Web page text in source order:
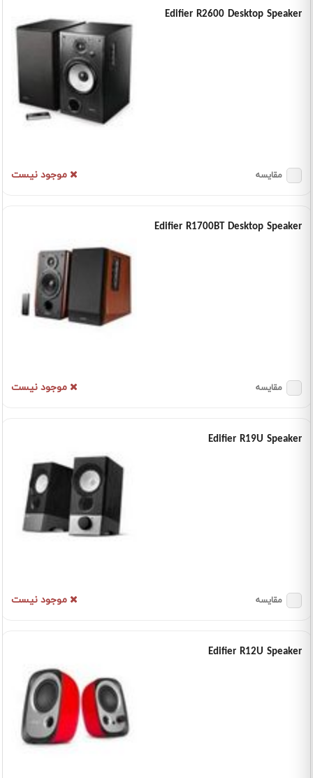
Edifier R2600 Desktop Speaker
موجود نیست مقایسه
Edifier R1700BT Desktop Speaker
موجود نیست مقایسه
Edifier R19U Speaker
موجود نیست مقایسه
Edifier R12U Speaker